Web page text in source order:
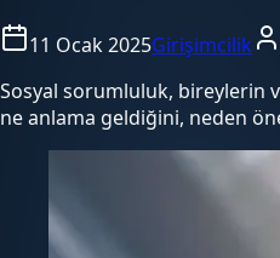
11 Ocak 2025Girişimcilik
Sosyal sorumluluk, bireylerin
ne anlama geldiğini, neden